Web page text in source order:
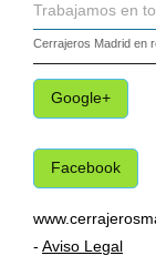
Trabajamos en
Cerrajeros Madrid en
Google+
Facebook
- Aviso Legal